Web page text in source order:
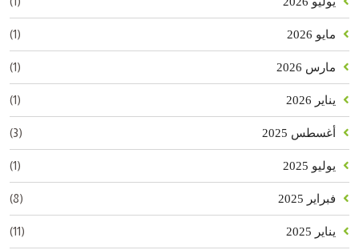
مايو 2026 (1)
مارس 2026 (1)
يناير 2026 (1)
أغسطس 2025 (3)
يوليو 2025 (1)
فبراير 2025 (8)
يناير 2025 (11)